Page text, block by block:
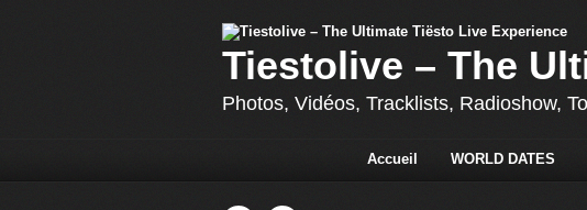
Tiestolive – The
Photos, Vidéos, Tracklists, Radioshow,
Accueil WORLD DATES